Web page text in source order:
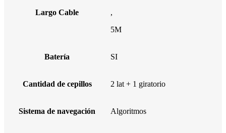
Largo Cable
,
5M
Batería SI
Cantidad de cepillos 2 lat + 1 giratorio
Sistema de navegación Algoritmos